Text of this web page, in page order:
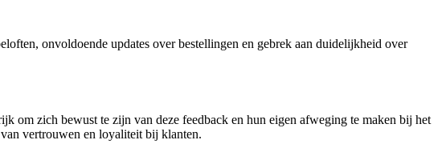
onvoldoende updates over bestellingen en gebrek aan duidelijkheid over
om zich bewust te zijn van deze feedback en hun eigen afweging te maken bij het
vertrouwen en loyaliteit bij klanten.